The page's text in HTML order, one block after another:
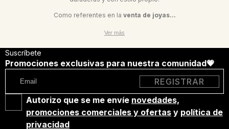
Como referentes en la venta de joyas...
Ver más
Suscríbete
Promociones exclusivas para nuestra comunidad💗
REGISTRAR
Autorizo que se me envíe novedades,
promociones comerciales y ofertas y política de
privacidad